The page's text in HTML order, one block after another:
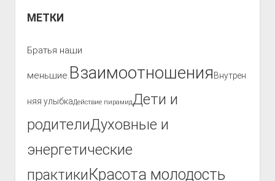
МЕТКИ
Братья наши
меньшие.Взаимоотношения Внутрен
няя улыбкаДействие пирамидДети и
родителиДуховные и
энергетические
практикиКрасота молодость